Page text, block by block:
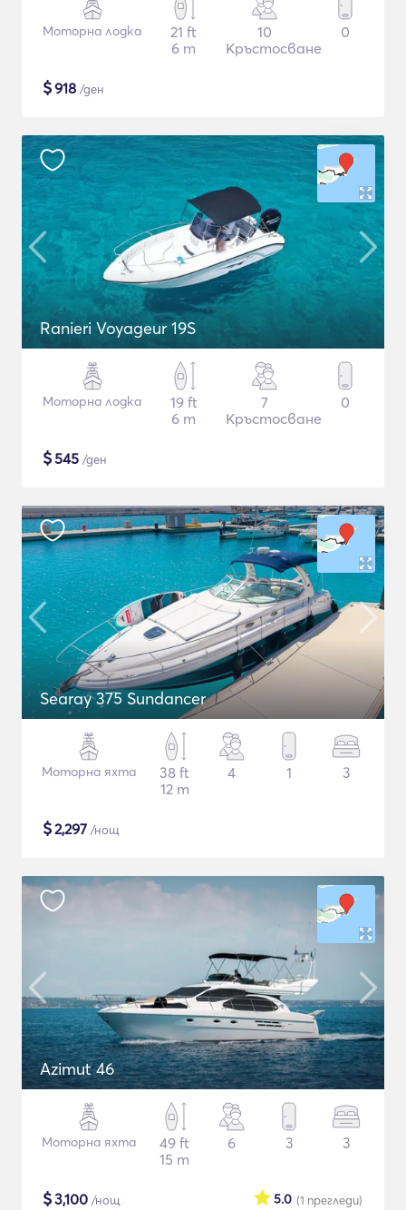
Моторна лодка
21 ft
6 m
10
Кръстосване
0
$918 /ден
Ranieri Voyageur 19S
Моторна лодка
19 ft
6 m
7
Кръстосване
0
$545 /ден
Searay 375 Sundancer
Моторна яхта
38 ft
12 m
4 1 3
$2,297 /нощ
Azimut 46
Моторна яхта
49 ft
15 m
6 3 3
$3,100 /нощ (1 прегледи)
5.0